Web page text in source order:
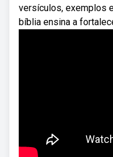
versículos, exemplos
bíblia ensina a